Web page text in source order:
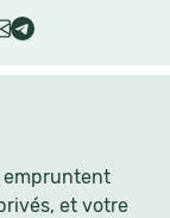
empruntent
et votre